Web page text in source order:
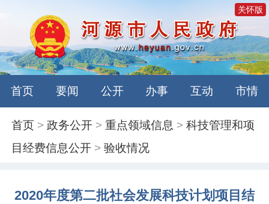
关怀版
首页 要闻 公开 办事 互动 市情
首页 >政务公开 >重点领域信息 >科技管理和项
目经费信息公开 >验收情况
2020年度第二批社会发展科技计划项目结